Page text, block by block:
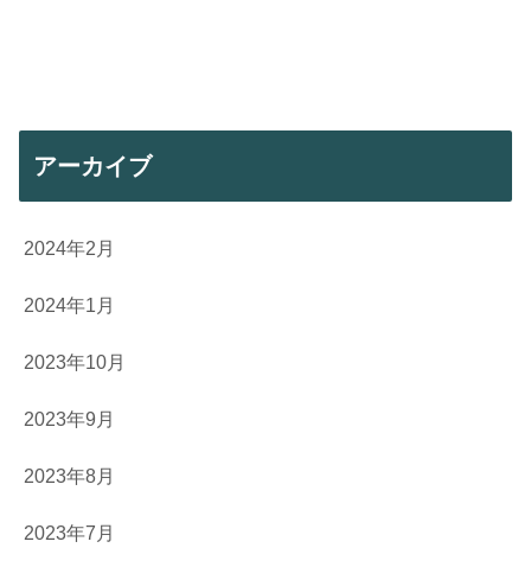
アーカイブ
2024年2月
2024年1月
2023年10月
2023年9月
2023年8月
2023年7月